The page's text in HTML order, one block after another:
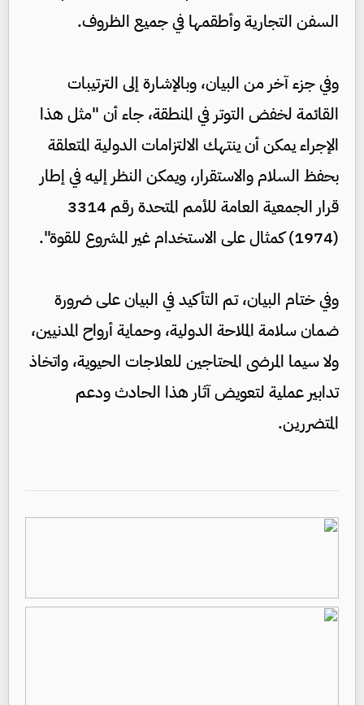
السفن التجارية وأطقمها في جميع الظروف.
وفي جزء آخر من البيان، وبالإشارة إلى الترتيبات
القائمة لخفض التوتر في المنطقة، جاء أن "مثل هذا
الإجراء يمكن أن ينتهك الالتزامات الدولية المتعلقة
بحفظ السلام والاستقرار، ويمكن النظر إليه في إطار
قرار الجمعية العامة للأمم المتحدة رقم 3314
(1974) كمثال على الاستخدام غير المشروع للقوة".
وفي ختام البيان، تم التأكيد في البيان على ضرورة
ضمان سلامة الملاحة الدولية، وحماية أرواح المدنيين،
ولا سيما المرضى المحتاجين للعلاجات الحيوية، واتخاذ
تدابير عملية لتعويض آثار هذا الحادث ودعم
المتضررين.